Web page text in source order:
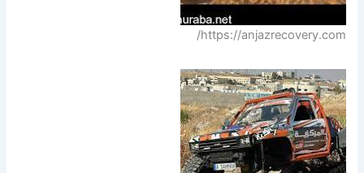
https://anjazrecovery.com/